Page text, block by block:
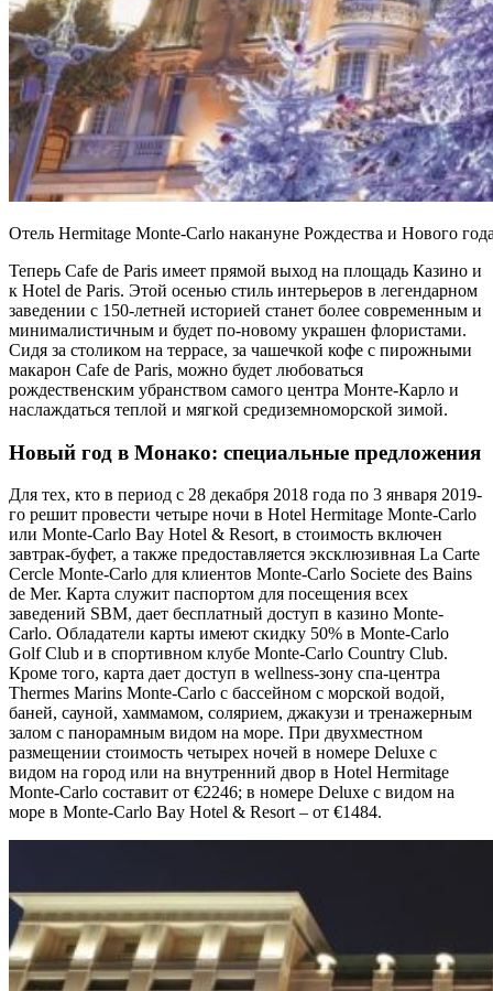
Отель Hermitage Monte-Carlo накануне Рождества и Нового
Теперь Cafe de Paris имеет прямой выход на площадь Казино и
к Hotel de Paris. Этой осенью стиль интерьеров в легендарном
заведении с 150-летней историей станет более современным и
минималистичным и будет по-новому украшен флористами.
Сидя за столиком на террасе, за чашечкой кофе с пирожными
макарон Cafe de Paris, можно будет любоваться
рождественским убранством самого центра Монте-Карло и
наслаждаться теплой и мягкой средиземноморской зимой.
Новый год в Монако: специальные предложения
Для тех, кто в период с 28 декабря 2018 года по 3 января 2019-
го решит провести четыре ночи в Hotel Hermitage Monte-Carlo
или Monte-Carlo Bay Hotel & Resort, в стоимость включен
завтрак-буфет, а также предоставляется эксклюзивная La Carte
Cercle Monte-Carlo для клиентов Monte-Carlo Societe des Bains
de Mer. Карта служит паспортом для посещения всех
заведений SBM, дает бесплатный доступ в казино Monte-
Carlo. Обладатели карты имеют скидку 50% в Monte-Carlo
Golf Club и в спортивном клубе Monte-Carlo Country Club.
Кроме того, карта дает доступ в wellness-зону спа-центра
Thermes Marins Monte-Carlo с бассейном с морской водой,
баней, сауной, хаммамом, солярием, джакузи и тренажерным
залом с панорамным видом на море. При двухместном
размещении стоимость четырех ночей в номере Deluxe с
видом на город или на внутренний двор в Hotel Hermitage
Monte-Carlo составит от €2246; в номере Deluxe с видом на
море в Monte-Carlo Bay Hotel & Resort – от €1484.